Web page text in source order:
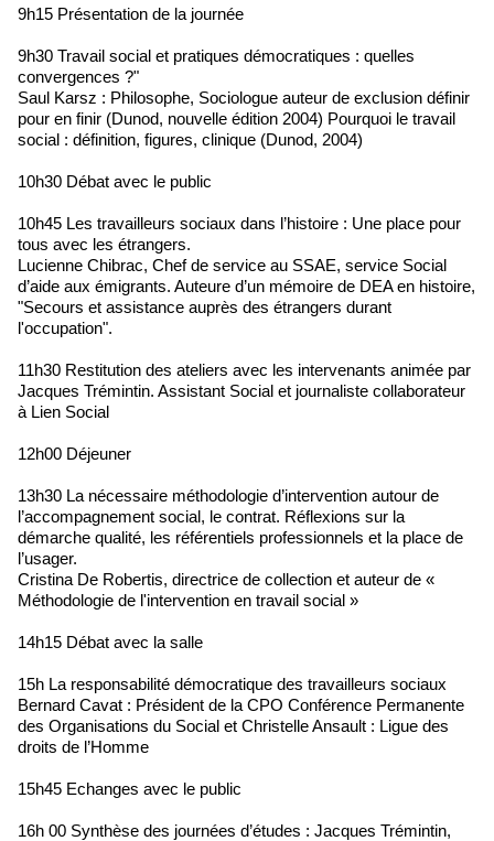
9h15 Présentation de la journée
9h30 Travail social et pratiques démocratiques : quelles
convergences ?"
Saul Karsz : Philosophe, Sociologue auteur de exclusion définir
pour en finir (Dunod, nouvelle édition 2004) Pourquoi le travail
social : définition, figures, clinique (Dunod, 2004)
10h30 Débat avec le public
10h45 Les travailleurs sociaux dans l’histoire : Une place pour
tous avec les étrangers.
Lucienne Chibrac, Chef de service au SSAE, service Social
d’aide aux émigrants. Auteure d’un mémoire de DEA en histoire,
"Secours et assistance auprès des étrangers durant
l'occupation".
11h30 Restitution des ateliers avec les intervenants animée par
Jacques Trémintin. Assistant Social et journaliste collaborateur
à Lien Social
12h00 Déjeuner
13h30 La nécessaire méthodologie d’intervention autour de
l’accompagnement social, le contrat. Réflexions sur la
démarche qualité, les référentiels professionnels et la place de
l’usager.
Cristina De Robertis, directrice de collection et auteur de «
Méthodologie de l'intervention en travail social »
14h15 Débat avec la salle
15h La responsabilité démocratique des travailleurs sociaux
Bernard Cavat : Président de la CPO Conférence Permanente
des Organisations du Social et Christelle Ansault : Ligue des
droits de l’Homme
15h45 Echanges avec le public
16h 00 Synthèse des journées d’études : Jacques Trémintin,